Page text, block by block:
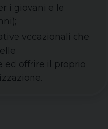
i giovani e le
vocazionali che
ed offrire il proprio